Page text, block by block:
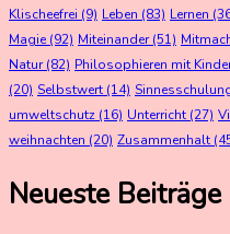
Klischeefrei (9) Leben (83) Lernen
Magie(92) Miteinander(51)
Natur(82) Philosophieren mit
(20) Selbstwert (14)
umweltschutz (16) Unterricht (27)
weihnachten (20) Zusammenhalt
Neueste Beiträge